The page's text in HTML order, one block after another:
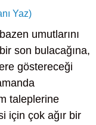
Yaz)
bazen umutlarını
son bulacağına,
göstereceği
taleplerine
için çok ağır bir